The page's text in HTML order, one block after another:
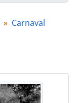
Carnaval